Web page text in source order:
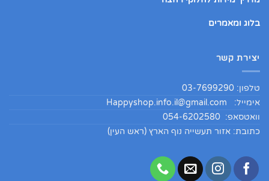
בלוג ומאמרים
יצירת קשר
טלפון: 03-7699290
אימייל: Happyshop.info.il@gmail.com
וואטסאפ: 054-6202580
כתובת: אזור תעשייה נוף הארץ (ראש העין)